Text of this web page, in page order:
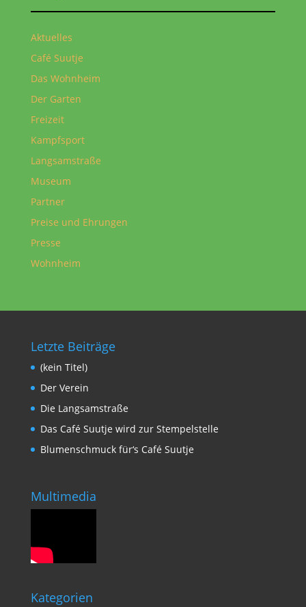
Aktuelles
Café Suutje
Das Wohnheim
Der Garten
Freizeit
Kampfsport
Langsamstraße
Museum
Partner
Preise und Ehrungen
Presse
Wohnheim
Letzte Beiträge
(kein Titel)
Der Verein
Die Langsamstraße
Das Café Suutje wird zur Stempelstelle
Blumenschmuck für‘s Café Suutje
Multimedia
Kategorien